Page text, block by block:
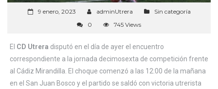
9 enero, 2023 adminUtrera
Sin categoría
0
745 Views
El CD Utrera disputó en el día de ayer el encuentro
correspondiente a la jornada decimosexta de competición frente
al Cádiz Mirandilla. El choque comenzó a las 12:00 de la mañana
en el San Juan Bosco y el partido se saldó con victoria utrerista